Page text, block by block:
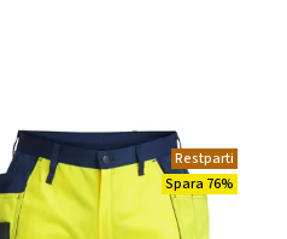
Restparti
Spara 76%